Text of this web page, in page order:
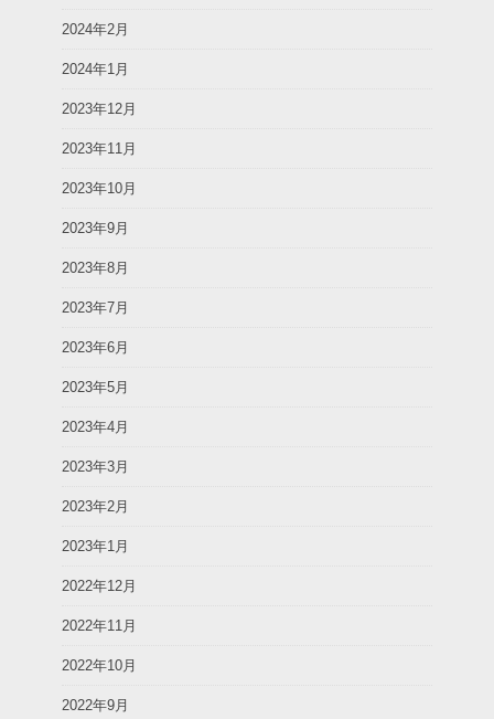
2024年2月
2024年1月
2023年12月
2023年11月
2023年10月
2023年9月
2023年8月
2023年7月
2023年6月
2023年5月
2023年4月
2023年3月
2023年2月
2023年1月
2022年12月
2022年11月
2022年10月
2022年9月